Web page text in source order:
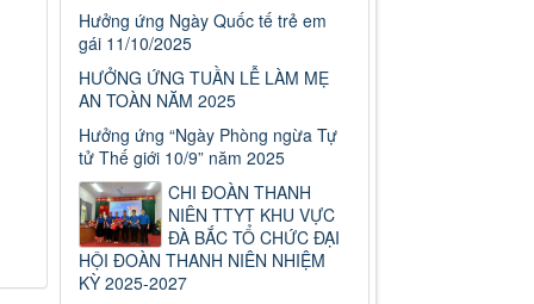
Hưởng ứng Ngày Quốc tế trẻ em
gái 11/10/2025
HƯỞNG ỨNG TUẦN LỄ LÀM MẸ
AN TOÀN NĂM 2025
Hưởng ứng “Ngày Phòng ngừa Tự
tử Thế giới 10/9” năm 2025
CHI ĐOÀN THANH
NIÊN TTYT KHU VỰC
ĐÀ BẮC TỔ CHỨC ĐẠI
HỘI ĐOÀN THANH NIÊN NHIỆM
KỲ 2025-2027